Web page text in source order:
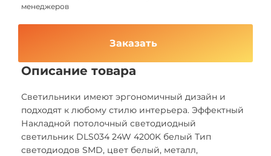
менеджеров
Заказать
Описание товара
Светильники имеют эргономичный дизайн и
подходят к любому стилю интерьера. Эффектный
Накладной потолочный светодиодный
светильник DLS034 24W 4200K белый Тип
светодиодов SMD, цвет белый, металл,